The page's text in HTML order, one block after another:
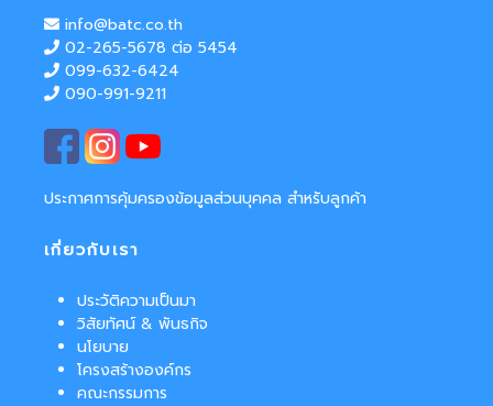
info@batc.co.th
02-265-5678 ต่อ 5454
099-632-6424
090-991-9211
ประกาศการคุ้มครองข้อมูลส่วนบุคคล สำหรับลูกค้า
เกี่ยวกับเรา
ประวัติความเป็นมา
วิสัยทัศน์ & พันธกิจ
นโยบาย
โครงสร้างองค์กร
คณะกรรมการ